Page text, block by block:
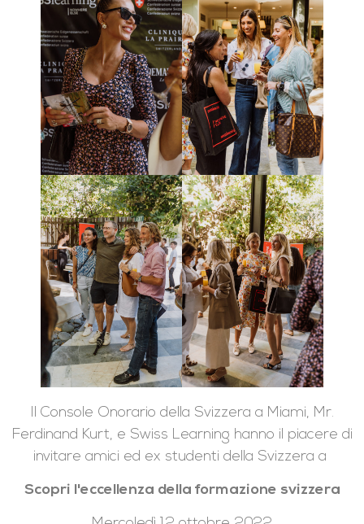
Il Console Onorario della Svizzera a Miami, Mr.
Ferdinand Kurt, e Swiss Learning hanno il piacere di
invitare amici ed ex studenti della Svizzera a
Scopri l'eccellenza della formazione svizzera